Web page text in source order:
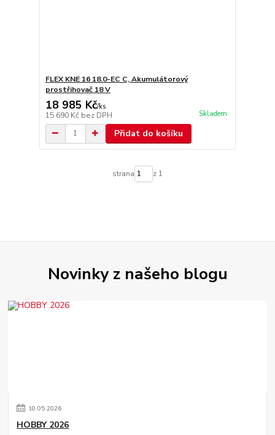
FLEX KNE 16 18.0-EC C, Akumulátorový
prostřihovač 18 V
18 985 Kč/ks
15 690 Kč bez DPH Skladem
Přidat do košíku
strana z 1
Novinky z našeho blogu
10.05.2026
HOBBY 2026